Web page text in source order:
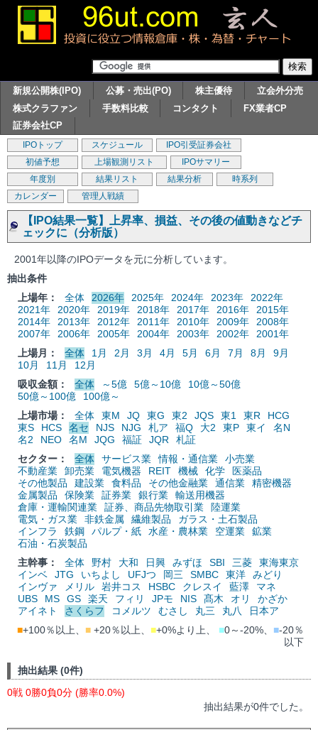
新規公開株(IPO) 公募・売出(PO) 株主優待
立会外分売
株式クラファン
手数料比較 コンタクト
FX業者CP
証券会社CP
IPOトップ スケジュール
IPO引受証券会社
初値予想
上場観測リスト
IPOサマリー
年度別
結果リスト 結果分析
時系列
カレンダー
管理人戦績
【IPO結果一覧】上昇率、損益、その後の値動きなどチ
ェックに（分析版）
2001年以降のIPOデータを元に分析しています。
抽出条件
上場年：
全体 2026年 2025年 2024年 2023年
2022年
2021年
2020年 2019年 2018年 2017年 2016年
2015年
2014年
2013年 2012年 2011年 2010年 2009年
2008年
2007年
2006年 2005年 2004年 2003年 2002年
2001年
上場月：
全体 1月 2月 3月 4月 5月 6月 7月 8月
9月
10月
11月
12月
吸収金額：
全体 ～5億 5億～10億
10億～50億
50億～100億
100億～
上場市場：
全体 東M JQ 東G 東2 JQS 東1 東R
HCG
東S
HCS 名セ NJS NJG 札ア 福Q 大2 東P 東イ
名N
名2
NEO 名M JQG 福証 JQR
札証
セクター：
全体 サービス業 情報・通信業
小売業
不動産業
卸売業 電気機器 REIT 機械 化学
医薬品
その他製品
建設業 食料品 その他金融業 通信業
精密機器
金属製品
保険業 証券業 銀行業
輸送用機器
倉庫・運輸関連業
証券、商品先物取引業
陸運業
電気・ガス業
非鉄金属 繊維製品
ガラス・土石製品
インフラ
鉄鋼 パルプ・紙 水産・農林業 空運業
鉱業
石油・石炭製品
主幹事：
全体 野村 大和 日興 みずほ SBI 三菱
東海東京
インベ
JTG いちよし UFJつ 岡三 SMBC 東洋
みどり
インヴァ
メリル 岩井コス HSBC クレスイ 藍澤
マネ
UBS
MS GS 楽天 フィリ JPモ NIS 髙木 オリ
かざか
アイネト
さくらフ コメルツ むさし 丸三 丸八
日本ア
■+100％以上、 ■ +20％以上、 ■+0%より上、 ■0～-20%、 ■-20％
以下
抽出結果 (0件)
0戦 0勝0負0分 (勝率0.0%)
抽出結果が0件でした。